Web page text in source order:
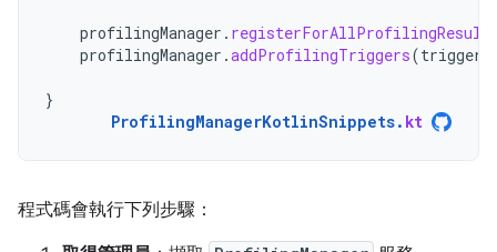
profilingManager .
profilingManager .addProfilingTriggers(triggers
}
ProfilingManagerKotlinSnippets. kt
程式碼會執行下列步驟：